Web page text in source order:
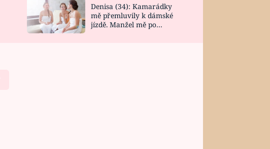
DESIGN
Denisa (34): Kamarádky
mě přemluvily k dámské
jízdě. Manžel mě po